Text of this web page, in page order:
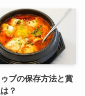
ブの保存方法と賞
？